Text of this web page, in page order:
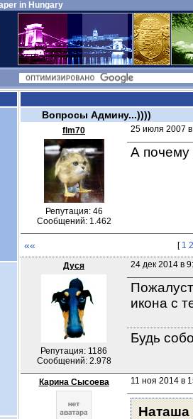
in Hungary
Вопросы Админу...))))
flm70
Репутация: 46
Сообщений: 1.462
25 июля 2007
А почему
«« [ 1 2
Дуся
Репутация: 1186
Сообщений: 2.978
24 дек 2014 в
икона с
Будь
Карина Сысоева 11 ноя 2014 в
Наташа